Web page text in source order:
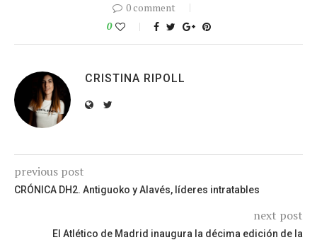
0 comment
0
CRISTINA RIPOLL
previous post
CRÓNICA DH2. Antiguoko y Alavés, líderes intratables
next post
El Atlético de Madrid inaugura la décima edición de la